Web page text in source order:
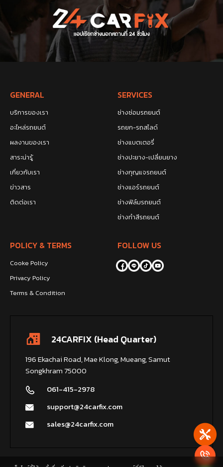
GENERAL
บริการของเรา
อะไหล่รถยนต์
ผลงานของเรา
สาระน่ารู้
เกี่ยวกับเรา
ข่าวสาร
ติดต่อเรา
SERVICES
ช่างซ่อมรถยนต์
รถยก-รถสไลด์
ช่างแบตเตอรี่
ช่างปะยาง-เปลี่ยนยาง
ช่างกุญแจรถยนต์
ช่างแอร์รถยนต์
ช่างฟิล์มรถยนต์
ช่างทำสีรถยนต์
POLICY & TERMS
Cooke Policy
Privacy Policy
Terms & Condition
FOLLOW US
24CARFIX (Head Quarter)
196 Ekachai Road, Mae Klong, Mueang, Samut
Songkhram 75000
061-415-2978
support@24carfix.com
sales@24carfix.com